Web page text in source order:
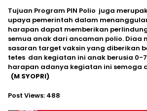
Tujuan Program PIN Polio juga
upaya pemerintah dalam
harapan dapat memberikan
semua anak dari ancaman polio. Diaa
sasaran target vaksin yang diberikan
tetes dan kegiatan ini anak berusia 0-
harapan adanya kegiatan ini semoga
(M SYOPRI)
Post Views: 488